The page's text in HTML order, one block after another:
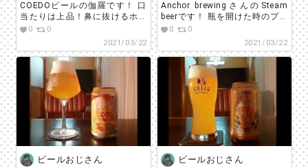
COEDOビールの伽羅です！ 口
当たりは上品！鼻に抜けるホッ
プが華やかで爽快です！
beerstagram #sakestagram
#beer #craftbeer #beerlover #ビ
ール #コエド #coedo #クラフト
ビール #ビアスタグラム #飲酒
タグラム #宅飲み #家飲み #ビ
ール好きな人と繋がりたい #ビ
ールで明日を幸せに #ビールう
まい
0
0
2021/03/22
Anchor brewingさんのSteam
beerです！ 瓶を開けた時のプシ
ュ！って感じが蒸気機関車っぽ
いことからこうしたネーミング
になったらしいですね！ 面白
い！ #beerstagram
#sakestagram #beer
#craftbeer #beerlover #ビール
#anchorbrewing #クラフトビー
ル #ビアスタグラム #飲酒タグ
ラム #宅飲み #家飲み #ビール
好きな人と繋がりたい #ビール
で明日を幸せに #ビールうまい
0
0
2021/03/22
ビールおじさん ビールおじさん